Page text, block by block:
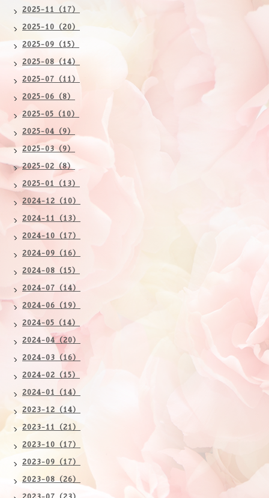
2025-11（17）
2025-10（20）
2025-09（15）
2025-08（14）
2025-07（11）
2025-06（8）
2025-05（10）
2025-04（9）
2025-03（9）
2025-02（8）
2025-01（13）
2024-12（10）
2024-11（13）
2024-10（17）
2024-09（16）
2024-08（15）
2024-07（14）
2024-06（19）
2024-05（14）
2024-04（20）
2024-03（16）
2024-02（15）
2024-01（14）
2023-12（14）
2023-11（21）
2023-10（17）
2023-09（17）
2023-08（26）